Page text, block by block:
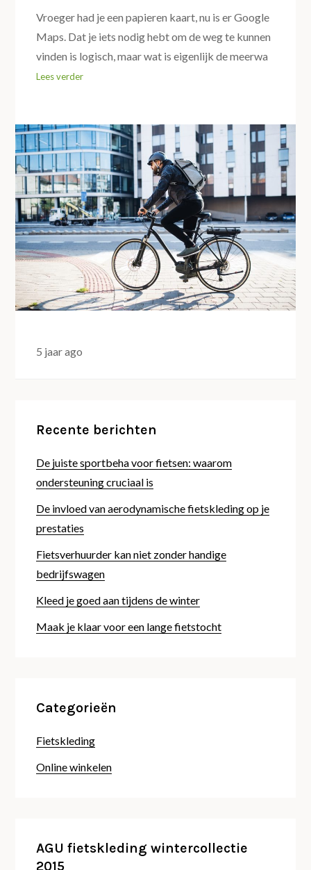
Vroeger had je een papieren kaart, nu is er Google
Maps. Dat je iets nodig hebt om de weg te kunnen
vinden is logisch, maar wat is eigenlijk de meerwa
5 jaar ago
Recente berichten
De juiste sportbeha voor fietsen: waarom
ondersteuning cruciaal is
De invloed van aerodynamische fietskleding op je
prestaties
Fietsverhuurder kan niet zonder handige
bedrijfswagen
Kleed je goed aan tijdens de winter
Maak je klaar voor een lange fietstocht
Categorieën
Fietskleding
Online winkelen
AGU fietskleding wintercollectie
2015